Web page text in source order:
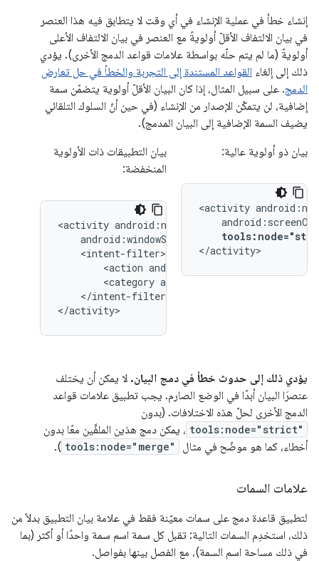
إنشاء خطأ في عملية الإنشاء في أي وقت لا يتطابق فيه هذا العنصر
في بيان الالتفاف الأقلّ أولويةً مع العنصر في بيان الالتفاف الأعلى
أولويةً (ما لم يتم حلّه بواسطة علامات قواعد الدمج الأخرى). يؤدي
ذلك إلى إلغاء القواعد المستندة إلى التجربة والخطأ في حل تعارض
الدمج. على سبيل المثال، إذا كان البيان الأقلّ أولوية يتضمّن سمة
إضافية، لن يتمكّن الإصدار من الإنشاء (في حين أنّ السلوك التلقائي
يضيف السمة الإضافية إلى البيان المدمج).
بيان التطبيقات ذات الأولوية
المنخفضة:
<activity
<action
<category
</intent-filter>
</activity>
بيان ذو أولوية عالية:
<activity
</activity>
يؤدي ذلك إلى حدوث خطأ في دمج البيان. لا يمكن أن يختلف
عنصرَا البيان أبدًا في الوضع الصارم. يجب تطبيق علامات قواعد
الدمج الأخرى لحلّ هذه الاختلافات. (بدون
tools:node="strict" ، يمكن دمج هذين الملفَّين معًا بدون
أخطاء، كما هو موضّح في مثال
tools:node="merge"
).
علامات السمات
لتطبيق قاعدة دمج على سمات معيّنة فقط في علامة بيان التطبيق بدلاً من
ذلك، استخدِم السمات التالية: تقبل كل سمة اسم سمة واحدًا أو أكثر (بما
في ذلك مساحة اسم السمة)، مع الفصل بينها بفواصل.